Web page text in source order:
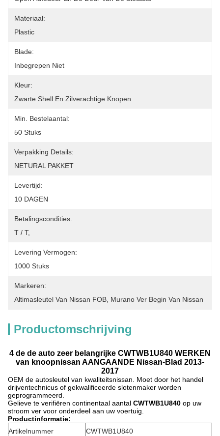
Materiaal:
Plastic
Blade:
Inbegrepen Niet
Kleur:
Zwarte Shell En Zilverachtige Knopen
Min. Bestelaantal:
50 Stuks
Verpakking Details:
NETURAL PAKKET
Levertijd:
10 DAGEN
Betalingscondities:
T / T,
Levering Vermogen:
1000 Stuks
Markeren:
Altimasleutel Van Nissan FOB Murano Ver Begin Van Nissan
Productomschrijving
4 de de auto zeer belangrijke CWTWB1U840 WERKEN
van knoopnissan AANGAANDE Nissan-Blad 2013-
2017
OEM de autosleutel van kwaliteitsnissan. Moet door het handel
drijventechnicus of gekwalificeerde slotenmaker worden
geprogrammeerd.
Gelieve te verifiëren continentaal aantal CWTWB1U840 op uw
stroom ver voor onderdeel aan uw voertuig.
Productinformatie:
Artikelnummer
CWTWB1U840